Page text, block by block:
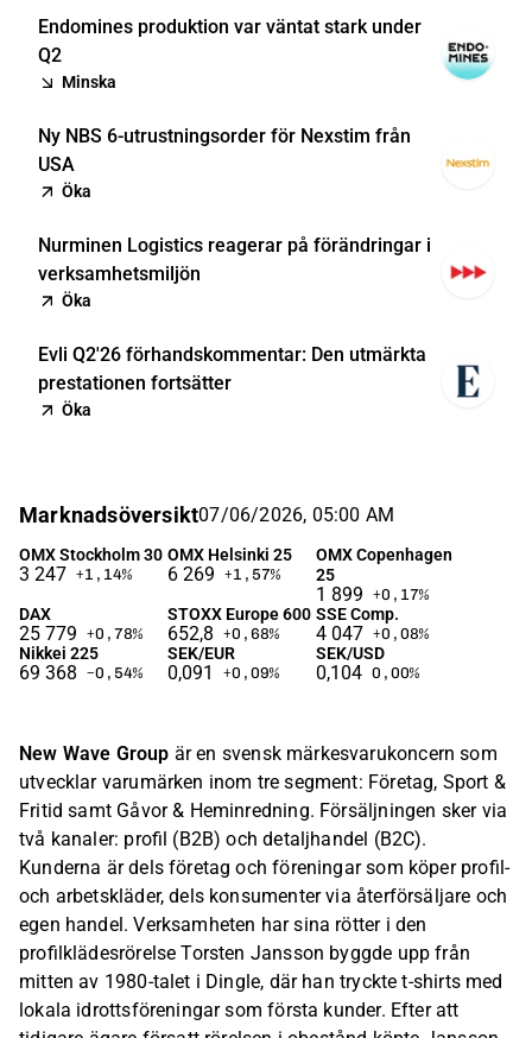
Endomines produktion var väntat stark under
Q2
Minska
Ny NBS 6-utrustningsorder för Nexstim från
USA
Öka
Nurminen Logistics reagerar på förändringar i
verksamhetsmiljön
Öka
Evli Q2'26 förhandskommentar: Den utmärkta
prestationen fortsätter
Öka
Marknadsöversikt07/06/2026, 05:00 AM
OMX Stockholm 30
3 247 +1,14%
OMX Helsinki 25
6 269 +1,57%
OMX Copenhagen
25
1 899 +0,17%
DAX
25 779 +0,78%
STOXX Europe 600
652,8 +0,68%
SSE Comp.
4 047 +0,08%
Nikkei 225
69 368 −0,54%
SEK/EUR
0,091 +0,09%
SEK/USD
0,104 0,00%
New Wave Group är en svensk märkesvarukoncern som
utvecklar varumärken inom tre segment: Företag, Sport &
Fritid samt Gåvor & Heminredning. Försäljningen sker via
två kanaler: profil (B2B) och detaljhandel (B2C).
Kunderna är dels företag och föreningar som köper profil-
och arbetskläder, dels konsumenter via återförsäljare och
egen handel. Verksamheten har sina rötter i den
profilklädesrörelse Torsten Jansson byggde upp från
mitten av 1980-talet i Dingle, där han tryckte t-shirts med
lokala idrottsföreningar som första kunder. Efter att